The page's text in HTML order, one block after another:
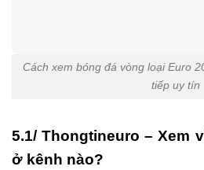
Cách xem bóng đá vòng loại Euro
tiếp uy tín
5.1/ Thongtineuro – Xem
ở kênh nào?